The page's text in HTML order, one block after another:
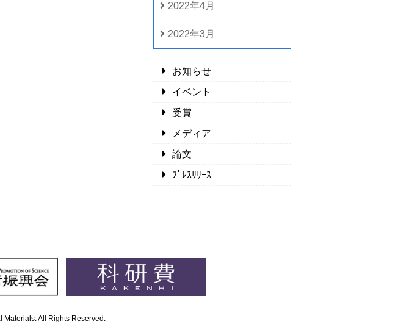
2022年4月
2022年3月
お知らせ
イベント
受賞
メディア
論文
ﾌﾟﾚｽﾘﾘｰｽ
All Rights Reserved.